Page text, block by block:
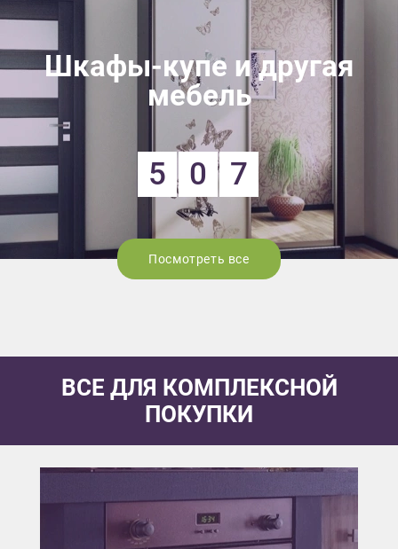
Шкафы-купе и другая
мебель
5 0 7
Посмотреть все
ВСЕ ДЛЯ КОМПЛЕКСНОЙ
ПОКУПКИ